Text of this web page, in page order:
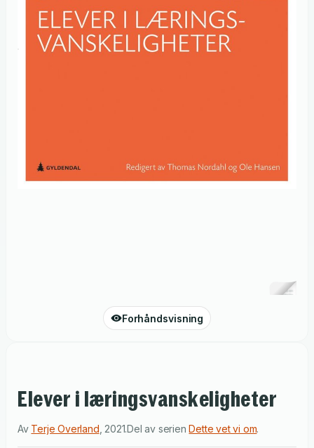
Forhåndsvisning
Elever i læringsvanskeligheter
Av Terje Overland 2021.Del av serienDette vet vi om.